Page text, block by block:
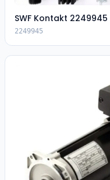
SWF Kontakt 2249945
2249945